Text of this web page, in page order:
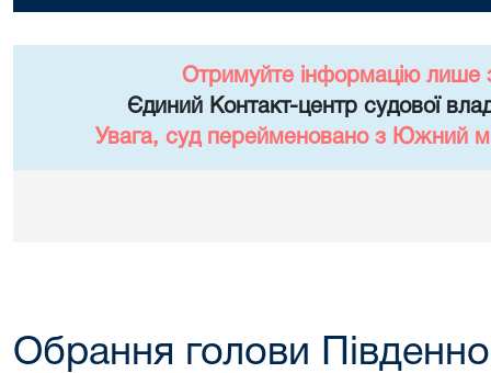
Отримуйте інформацію лише
Єдиний Контакт-центр судової
Увага, суд перейменовано з Южний
Обрання голови